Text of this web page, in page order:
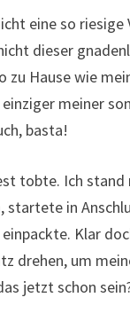
eine so
dieser
zu Hause wie
meiner
basta!
tobte. Ich
in
Klar
drehen, um
jetzt schon